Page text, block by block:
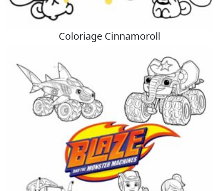
Coloriage Cinnamoroll